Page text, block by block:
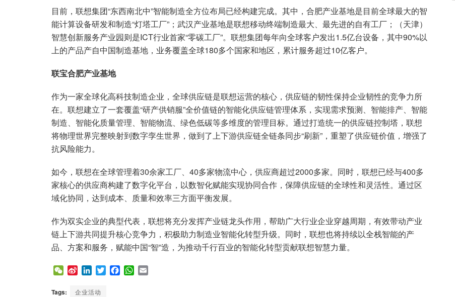
目前，联想集团“东西南北中”智能制造全方位布局已经构建完成。其中，合肥产业基地是目前全球最大的智
能计算设备研发和制造“灯塔工厂”；武汉产业基地是联想移动终端制造最大、最先进的自有工厂；（天津）
智慧创新服务产业园则是ICT行业首家“零碳工厂”。联想集团每年向全球客户发出1.5亿台设备，其中90%以
上的产品产自中国制造基地，业务覆盖全球180多个国家和地区，累计服务超过10亿客户。
联宝合肥产业基地
作为一家全球化高科技制造企业，全球供应链是联想运营的核心，供应链的韧性保持企业韧性的竞争力所
在。联想建立了一套覆盖“研产供销服”全价值链的智能化供应链管理体系，实现需求预测、智能排产、智能
制造、智能化质量管理、智能物流、绿色低碳等多维度的管理目标。通过打造统一的供应链控制塔，联想
将物理世界完整映射到数字孪生世界，做到了上下游供应链全链条同步“刷新”，重塑了供应链价值，增强了
抗风险能力。
如今，联想在全球管理着30余家工厂、40多家物流中心，供应商超过2000多家。同时，联想已经与400多
家核心的供应商构建了数字化平台，以数智化赋能实现协同合作，保障供应链的全球性和灵活性。通过区
域化协同，达到成本、质量和效率三方面平衡发展。
作为双实企业的典型代表，联想将充分发挥产业链龙头作用，帮助广大行业企业穿越周期，有效带动产业
链上下游共同提升核心竞争力，积极助力制造业智能化转型升级。同时，联想也将持续以全栈智能的产
品、方案和服务，赋能中国“智”造，为推动千行百业的智能化转型贡献联想智慧力量。
W
C
S
n
L
n
T
F
W
Tags: 企业活动